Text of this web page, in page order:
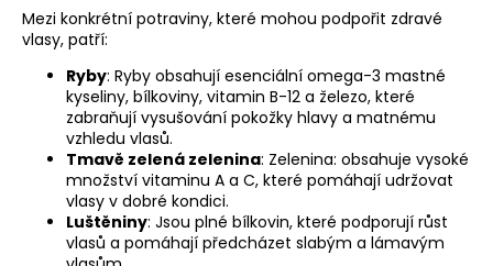
Mezi konkrétní potraviny, které mohou podpořit zdravé
vlasy, patří:
Ryby: Ryby obsahují esenciální omega-3 mastné
kyseliny, bílkoviny, vitamin B-12 a železo, které
zabraňují vysušování pokožky hlavy a matnému
vzhledu vlasů.
Tmavě zelená zelenina: Zelenina: obsahuje vysoké
množství vitaminu A a C, které pomáhají udržovat
vlasy v dobré kondici.
Luštěniny: Jsou plné bílkovin, které podporují růst
vlasů a pomáhají předcházet slabým a lámavým